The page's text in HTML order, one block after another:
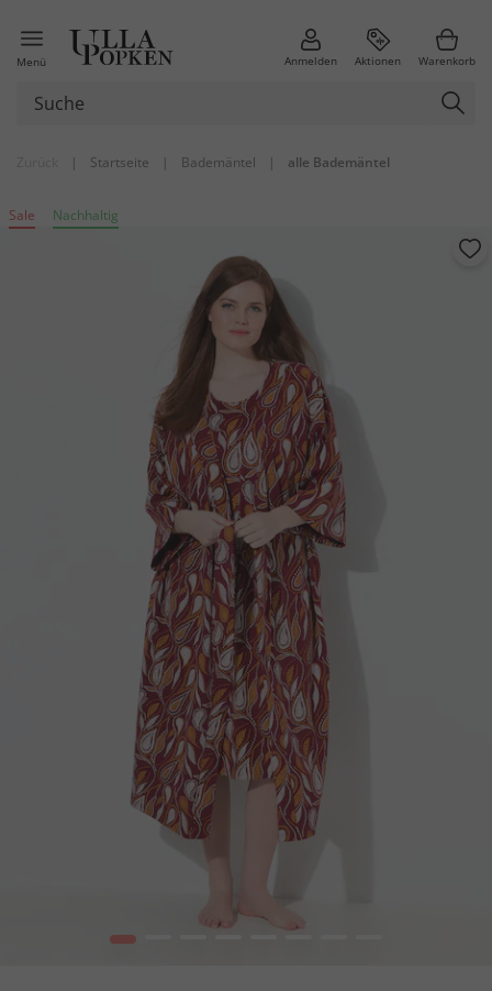
Menü Anmelden Aktionen Warenkorb
| Startseite | Bademäntel | alle Bademäntel
Sale Nachhaltig
1